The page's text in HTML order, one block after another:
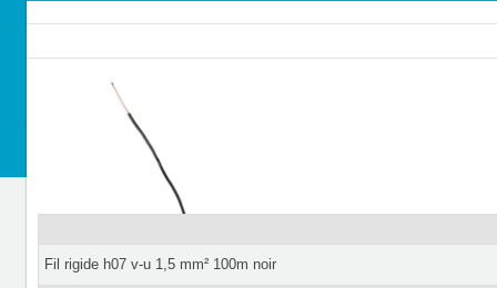
Fil rigide h07 v-u 1,5 mm² 100m noir